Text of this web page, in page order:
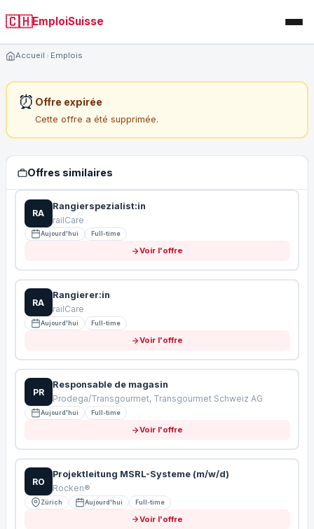
🇨🇭EmploiSuisse
Accueil Emplois
⏰ Offre expirée
Cette offre a été supprimée.
Offres similaires
RA
Rangierspezialist:in
railCare
Aujourd'hui Full-time
Voir l'offre
RA
Rangierer:in
railCare
Aujourd'hui Full-time
Voir l'offre
PR
Responsable de magasin
Prodega/Transgourmet, Transgourmet Schweiz AG
Aujourd'hui Full-time
Voir l'offre
RO
Projektleitung MSRL-Systeme (m/w/d)
Rocken®
Zürich Aujourd'hui Full-time
Voir l'offre